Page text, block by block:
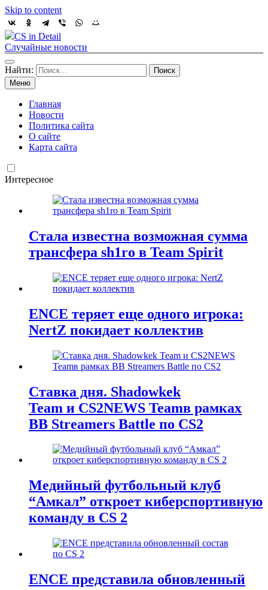
Skip to content
CS in Detail
Случайные новости
Найти:
Меню
Главная
Новости
Политика сайта
О сайте
Карта сайта
Интересное
Стала известна возможная сумма
трансфера sh1ro в Team Spirit
ENCE теряет еще одного игрока:
NertZ покидает коллектив
Ставка дня. Shadowkek
Team и CS2NEWS Teamв рамках
BB Streamers Battle по CS2
Медийный футбольный клуб
“Амкал” откроет киберспортивную
команду в CS 2
ENCE представила обновленный